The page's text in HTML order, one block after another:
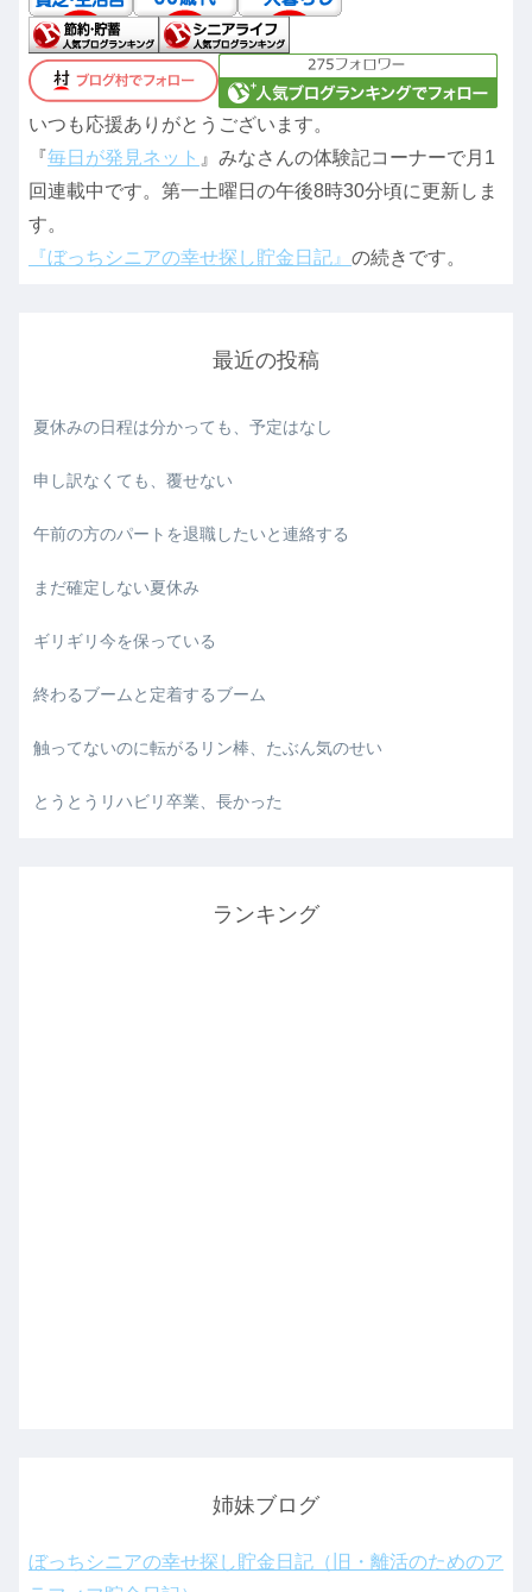
いつも応援ありがとうございます。
『毎日が発見ネット 』みなさんの体験記コーナーで月1
回連載中です。第一土曜日の午後8時30分頃に更新しま
す。
『ぼっちシニアの幸せ探し貯金日記』 の続きです。
最近の投稿
夏休みの日程は分かっても、予定はなし
申し訳なくても、覆せない
午前の方のパートを退職したいと連絡する
まだ確定しない夏休み
ギリギリ今を保っている
終わるブームと定着するブーム
触ってないのに転がるリン棒、たぶん気のせい
とうとうリハビリ卒業、長かった
ランキング
姉妹ブログ
ぼっちシニアの幸せ探し貯金日記（旧・離活のためのア